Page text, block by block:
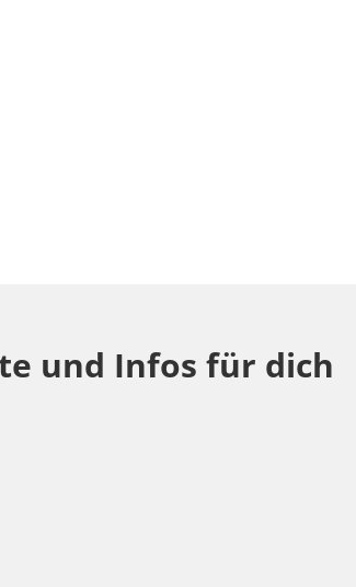
und Infos für dich